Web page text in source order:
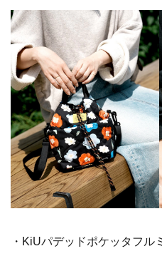
・KiUパデッドポケッタフ